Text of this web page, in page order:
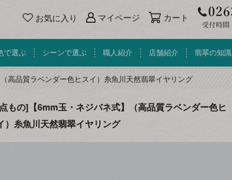
お気に入り マイページ カート
で選ぶ シーンで選ぶ 職人紹介 店舗紹介 翡翠の知識
高品質ラベンダー色ヒスイ）糸魚川天然翡翠イヤリング
もの]【6mm玉・ネジバネ式】（高品質ラベンダー色ヒ
）糸魚川天然翡翠イヤリング